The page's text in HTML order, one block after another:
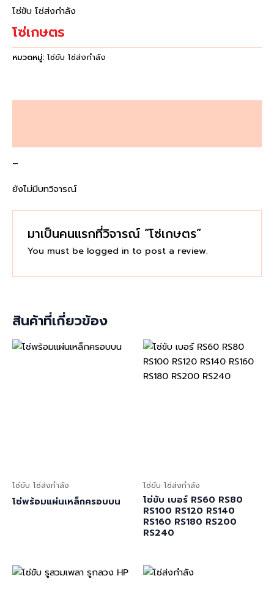
โซ่ขับ โซ่ส่งกำลัง
โซ่เกษตร
หมวดหมู่: โซ่ขับ โซ่ส่งกำลัง
–
ยังไม่มีบทวิจารณ์
มาเป็นคนแรกที่วิจารณ์ “โซ่เกษตร”
You must be logged in to post a review.
สินค้าที่เกี่ยวข้อง
โซ่ขับ โซ่ส่งกำลัง
โซ่พร้อมแผ่นเหล็กครอบบน
โซ่ขับ โซ่ส่งกำลัง
โซ่ขับ เบอร์ RS60 RS80
RS100 RS120 RS140
RS160 RS180 RS200
RS240